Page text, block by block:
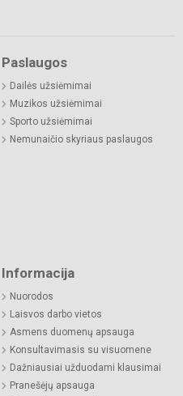
Paslaugos
Dailės užsiėmimai
Muzikos užsiėmimai
Sporto užsiėmimai
Nemunaičio skyriaus paslaugos
Informacija
Nuorodos
Laisvos darbo vietos
Asmens duomenų apsauga
Konsultavimasis su visuomene
Dažniausiai užduodami klausimai
Pranešėjų apsauga